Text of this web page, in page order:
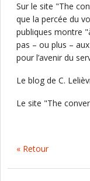
Sur le site "The
que la percée du
publiques montre
pas – ou plus –
pour l’avenir du
Le blog de C.
Le site "The
« Retour